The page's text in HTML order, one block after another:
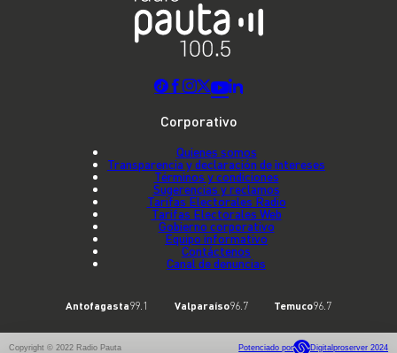
Corporativo
Quienes somos
Transparencia y declaración de intereses
Términos y condiciones
Sugerencias y reclamos
Tarifas Electorales Radio
Tarifas Electorales Web
Gobierno corporativo
Equipo informativo
Contáctenos
Canal de denuncias
Antofagasta99.1 Valparaíso96.7 Temuco96.7
Copyright © 2022 Radio Pauta Potenciado por Digitalproserver 2024